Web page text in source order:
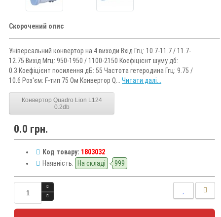
Скорочений опис
Універсальний конвертор на 4 виходи Вхід Ггц: 10.7-11.7 / 11.7-
12.75 Вихід Мгц: 950-1950 / 1100-2150 Коефіцієнт шуму дб:
0.3 Коефіцієнт посилення дБ: 55 Частота гетеродина Ггц: 9.75 /
10.6 Роз'єм: F-тип 75 Ом Конвертор Q... Читати далі...
Конвертор Quadro Lion L124
0.2db
0.0 грн.
Код товару: 1803032
Наявність:
На складі 999